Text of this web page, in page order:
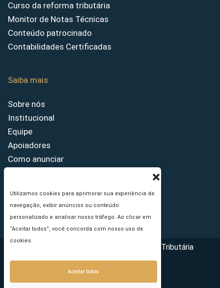
Utilizamos cookies para aprimorar sua experiência de
navegação, exibir anúncios ou conteúdo
personalizado e analisar nosso tráfego. Ao clicar em
“Aceitar todos”, você concorda com nosso uso de
cookies.
Aceitar todos
Curso da reforma tributária
Monitor de Notas Técnicas
Conteúdo patrocinado
Contabilidades Certificadas
Saiba mais
Sobre nós
Institucional
Equipe
Apoiadores
Como anunciar
Princípios Editoriais
Copyright © 2026 - Portal da Reforma Tributária